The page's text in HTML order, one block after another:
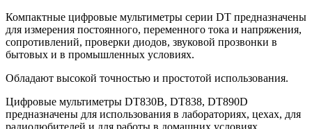
Компактные цифровые мультиметры серии DT предназначены
для измерения постоянного, переменного тока и напряжения,
сопротивлений, проверки диодов, звуковой прозвонки в
бытовых и в промышленных условиях.
Обладают высокой точностью и простотой использования.
Цифровые мультиметры DT830B, DT838, DT890D
предназначены для использования в лабораториях, цехах, для
радиолюбителей и для работы в домашних условиях.